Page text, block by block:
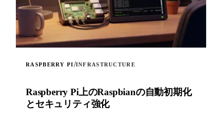
RASPBERRY PI/INFRASTRUCTURE
Raspberry Pi上のRaspbianの自動初期化
とセキュリティ強化